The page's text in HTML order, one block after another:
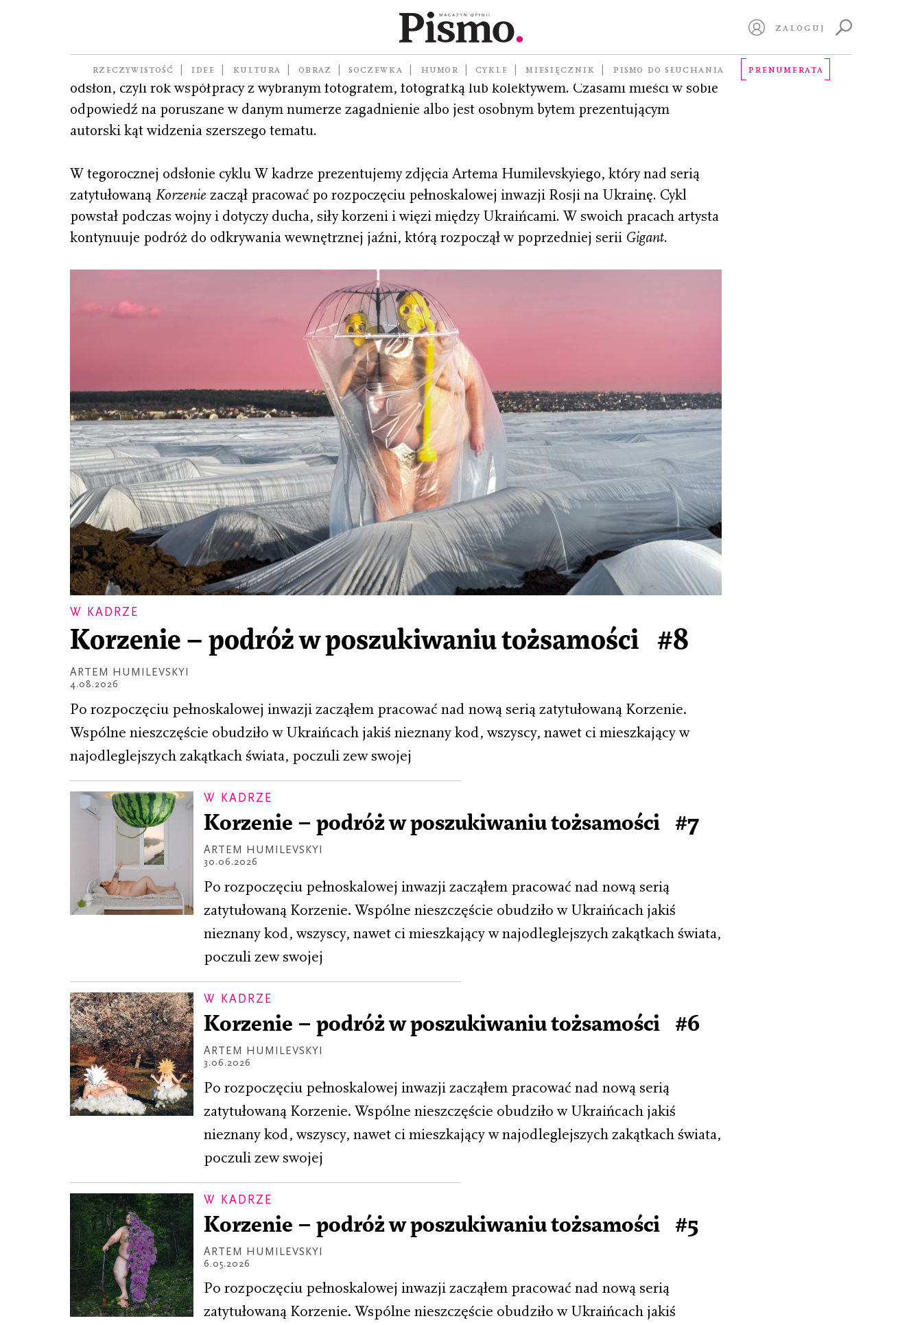
ZALOGUJ
RZECZYWISTOŚĆ IDEE KULTURA OBRAZ SOCZEWKA HUMOR CYKLE MIESIĘCZNIK PISMO DO SŁUCHANIA PRENUMERATA
W kadrze to format, w którym prezentujemy tylko jedno zdjęcie w miesiącu. Składa się na cykl dwunastu
odsłon, czyli rok współpracy z wybranym fotografem, fotografką lub kolektywem. Czasami mieści w sobie
odpowiedź na poruszane w danym numerze zagadnienie albo jest osobnym bytem prezentującym
autorski kąt widzenia szerszego tematu.
W tegorocznej odsłonie cyklu W kadrze prezentujemy zdjęcia Artema Humilevskyiego, który nad serią
zatytułowaną Korzenie zaczął pracować po rozpoczęciu pełnoskalowej inwazji Rosji na Ukrainę. Cykl
powstał podczas wojny i dotyczy ducha, siły korzeni i więzi między Ukraińcami. W swoich pracach artysta
kontynuuje podróż do odkrywania wewnętrznej jaźni, którą rozpoczął w poprzedniej serii Gigant.
W KADRZE
Korzenie – podróż w poszukiwaniu tożsamości #8
ARTEM HUMILEVSKYI
4.08.2026
Po rozpoczęciu pełnoskalowej inwazji zacząłem pracować nad nową serią zatytułowaną Korzenie.
Wspólne nieszczęście obudziło w Ukraińcach jakiś nieznany kod, wszyscy, nawet ci mieszkający w
najodleglejszych zakątkach świata, poczuli zew swojej
W KADRZE
Korzenie – podróż w poszukiwaniu tożsamości #7
ARTEM HUMILEVSKYI
30.06.2026
Po rozpoczęciu pełnoskalowej inwazji zacząłem pracować nad nową serią
zatytułowaną Korzenie. Wspólne nieszczęście obudziło w Ukraińcach jakiś
nieznany kod, wszyscy, nawet ci mieszkający w najodleglejszych zakątkach świata,
poczuli zew swojej
W KADRZE
Korzenie – podróż w poszukiwaniu tożsamości #6
ARTEM HUMILEVSKYI
3.06.2026
Po rozpoczęciu pełnoskalowej inwazji zacząłem pracować nad nową serią
zatytułowaną Korzenie. Wspólne nieszczęście obudziło w Ukraińcach jakiś
nieznany kod, wszyscy, nawet ci mieszkający w najodleglejszych zakątkach świata,
poczuli zew swojej
W KADRZE
Korzenie – podróż w poszukiwaniu tożsamości #5
ARTEM HUMILEVSKYI
6.05.2026
Po rozpoczęciu pełnoskalowej inwazji zacząłem pracować nad nową serią
zatytułowaną Korzenie. Wspólne nieszczęście obudziło w Ukraińcach jakiś